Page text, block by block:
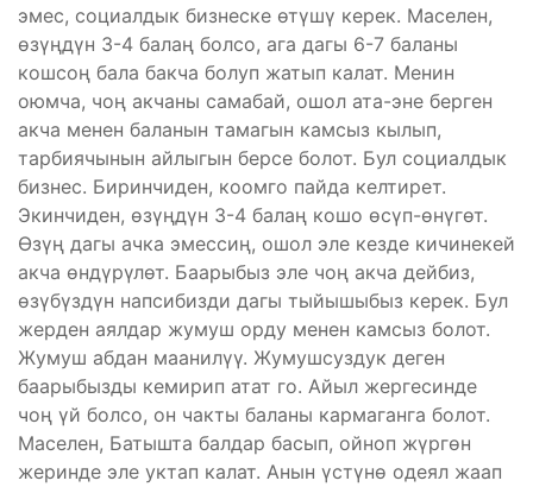
эмес, социалдык бизнеске өтүшү керек. Маселен,
өзүңдүн 3-4 балаң болсо, ага дагы 6-7 баланы
кошсоң бала бакча болуп жатып калат. Менин
оюмча, чоң акчаны самабай, ошол ата-эне берген
акча менен баланын тамагын камсыз кылып,
тарбиячынын айлыгын берсе болот. Бул социалдык
бизнес. Биринчиден, коомго пайда келтирет.
Экинчиден, өзүңдүн 3-4 балаң кошо өсүп-өнүгөт.
Өзүң дагы ачка эмессиң, ошол эле кезде кичинекей
акча өндүрүлөт. Баарыбыз эле чоң акча дейбиз,
өзүбүздүн напсибизди дагы тыйышыбыз керек. Бул
жерден аялдар жумуш орду менен камсыз болот.
Жумуш абдан маанилүү. Жумушсуздук деген
баарыбызды кемирип атат го. Айыл жергесинде
чоң үй болсо, он чакты баланы кармаганга болот.
Маселен, Батышта балдар басып, ойноп жүргөн
жеринде эле уктап калат. Анын үстүнө одеял жаап